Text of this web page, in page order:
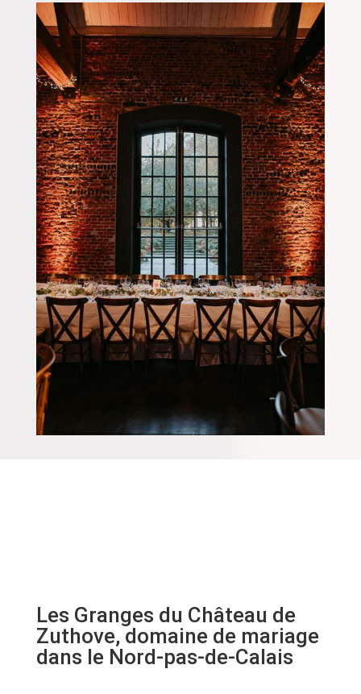
Les Granges du Château de
Zuthove, domaine de mariage
dans le Nord-pas-de-Calais